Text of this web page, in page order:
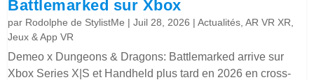
Battlemarked sur Xbox
par Rodolphe de StylistMe |Juil 28, 2026 |Actualités ,AR VR XR
Jeux & App VR
Demeo x Dungeons & Dragons: Battlemarked arrive sur
Xbox Series X|S et Handheld plus tard en 2026 en cross-